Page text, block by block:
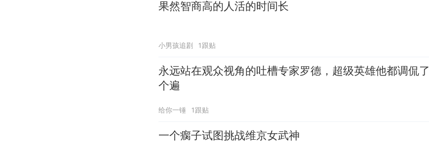
果然智商高的人活的时间长
小男孩追剧 1跟贴
永远站在观众视角的吐槽专家罗德，超级英雄他都调侃了
个遍
给你一锤 1跟贴
一个瘸子试图挑战维京女武神